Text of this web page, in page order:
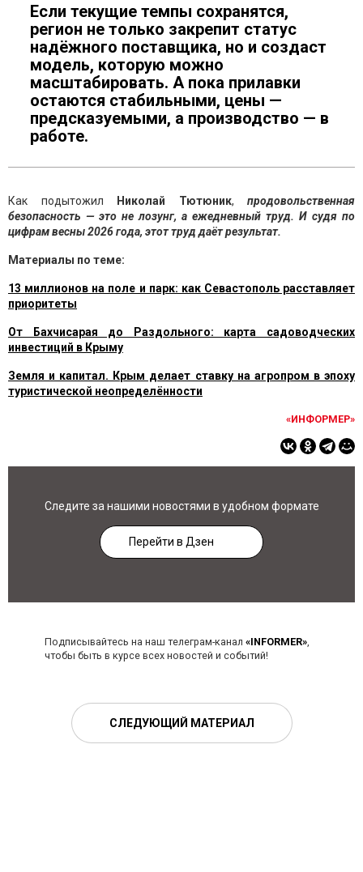
Если текущие темпы сохранятся,
регион не только закрепит статус
надёжного поставщика, но и создаст
модель, которую можно
масштабировать. А пока прилавки
остаются стабильными, цены —
предсказуемыми, а производство — в
работе.
Как подытожил Николай Тютюник, продовольственная
безопасность — это не лозунг, а ежедневный труд. И судя по
цифрам весны 2026 года, этот труд даёт результат.
Материалы по теме:
13 миллионов на поле и парк: как Севастополь расставляет
приоритеты
От Бахчисарая до Раздольного: карта садоводческих
инвестиций в Крыму
Земля и капитал. Крым делает ставку на агропром в эпоху
туристической неопределённости
«ИНФОРМЕР»
Следите за нашими новостями в удобном формате
Перейти в Дзен
Подписывайтесь на наш телеграм-канал «INFORMER»
чтобы быть в курсе всех новостей и событий!
СЛЕДУЮЩИЙ МАТЕРИАЛ